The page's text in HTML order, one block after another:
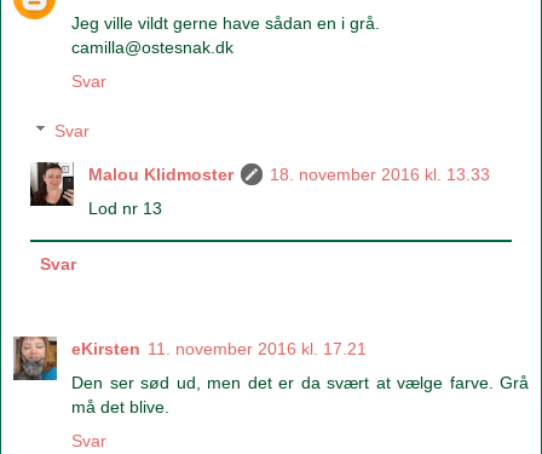
Jeg ville vildt gerne have sådan en i grå.
camilla@ostesnak.dk
Svar
Svar
Malou Klidmoster
18. november 2016 kl. 13.33
Lod nr 13
Svar
eKirsten 11. november 2016 kl. 17.21
Den ser sød ud, men det er da svært at vælge farve. Grå
må det blive.
Svar